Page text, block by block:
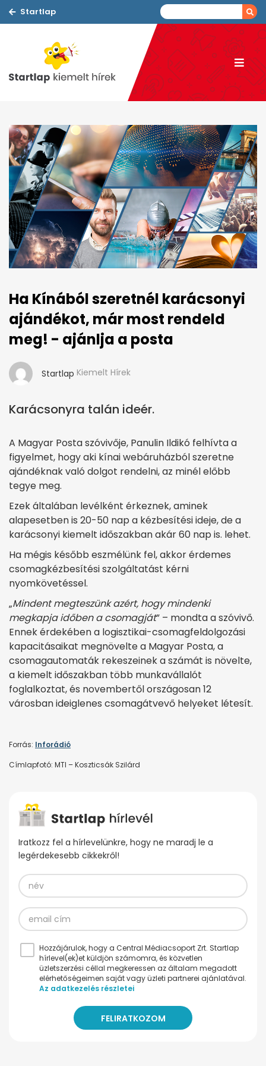
Startlap
Ha Kínából szeretnél karácsonyi
ajándékot, már most rendeld
meg! - ajánlja a posta
Startlap Kiemelt Hírek
Karácsonyra talán ideér.
A Magyar Posta szóvivője, Panulin Ildikó felhívta a
figyelmet, hogy aki kínai webáruházból szeretne
ajándéknak való dolgot rendelni, az minél előbb
tegye meg.
Ezek általában levélként érkeznek, aminek
alapesetben is 20-50 nap a kézbesítési ideje, de a
karácsonyi kiemelt időszakban akár 60 nap is. lehet.
Ha mégis később eszmélünk fel, akkor érdemes
csomagkézbesítési szolgáltatást kérni
nyomkövetéssel.
„Mindent megteszünk azért, hogy mindenki
megkapja időben a csomagját” – mondta a szóvivő.
Ennek érdekében a logisztikai-csomagfeldolgozási
kapacitásaikat megnövelte a Magyar Posta, a
csomagautomaták rekeszeinek a számát is növelte,
a kiemelt időszakban több munkavállalót
foglalkoztat, és novembertől országosan 12
városban ideiglenes csomagátvevő helyeket létesít.
Forrás: Inforádió
Címlapfotó: MTI – Koszticsák Szilárd
Iratkozz fel a hírlevelünkre, hogy ne maradj le a
legérdekesebb cikkekről!
Hozzájárulok, hogy a Central Médiacsoport Zrt. Startlap
hírlevel(ek)et küldjön számomra, és közvetlen
üzletszerzési céllal megkeressen az általam megadott
elérhetőségeimen saját vagy üzleti partnerei ajánlatával.
Az adatkezelés részletei